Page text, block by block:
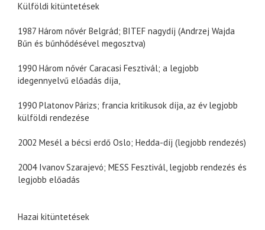
Külföldi kitüntetések
1987 Három nővér Belgrád; BITEF nagydíj (Andrzej Wajda
Bűn és bűnhődésével megosztva)
1990 Három nővér Caracasi Fesztivál; a legjobb
idegennyelvű előadás díja,
1990 Platonov Párizs; francia kritikusok díja, az év legjobb
külföldi rendezése
2002 Mesél a bécsi erdő Oslo; Hedda-díj (legjobb rendezés)
2004 Ivanov Szarajevó; MESS Fesztivál, legjobb rendezés és
legjobb előadás
Hazai kitüntetések